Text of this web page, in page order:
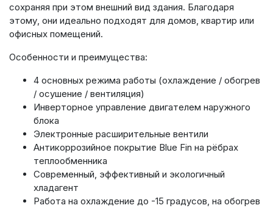
сохраняя при этом внешний вид здания. Благодаря
этому, они идеально подходят для домов, квартир или
офисных помещений.
Особенности и преимущества:
4 основных режима работы (охлаждение / обогрев
/ осушение / вентиляция)
Инверторное управление двигателем наружного
блока
Электронные расширительные вентили
Антикоррозийное покрытие Blue Fin на рёбрах
теплообменника
Современный, эффективный и экологичный
хладагент
Работа на охлаждение до -15 градусов, на обогрев